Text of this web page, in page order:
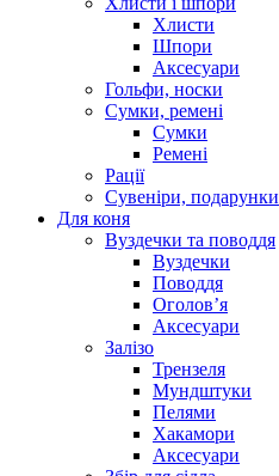
Хлисти
Шпори
Аксесуари
Гольфи, носки
Сумки, ремені
Сумки
Ремені
Рації
Сувеніри, подарунки
Для коня
Вуздечки та поводдя
Вуздечки
Поводдя
Оголов’я
Аксесуари
Залізо
Трензеля
Мундштуки
Пелями
Хакамори
Аксесуари